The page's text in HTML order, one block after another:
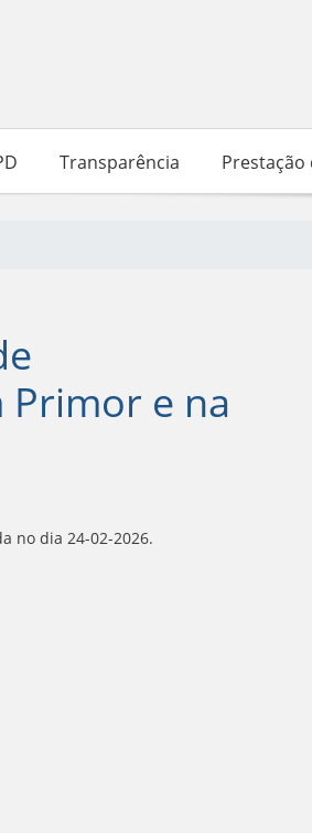
Transparência Prestação
Primor e na
no dia 24-02-2026.